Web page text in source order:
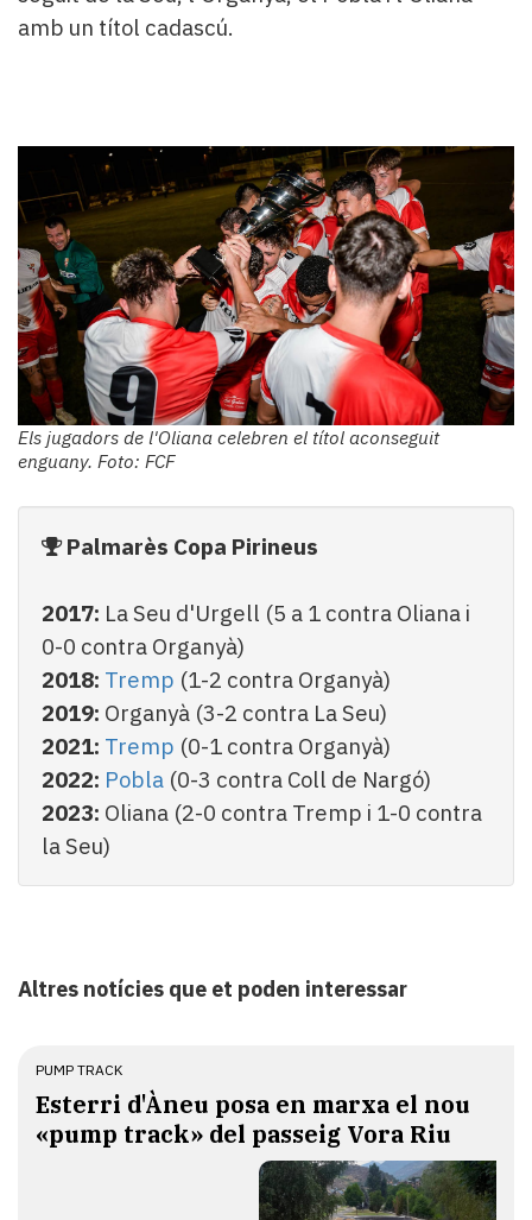
amb un títol cadascú.
Els jugadors de l'Oliana celebren el títol aconseguit
enguany. Foto: FCF
Palmarès Copa Pirineus
2017: La Seu d'Urgell (5 a 1 contra Oliana i
0-0 contra Organyà)
2018: Tremp (1-2 contra Organyà)
2019: Organyà (3-2 contra La Seu)
2021: Tremp (0-1 contra Organyà)
2022: Pobla (0-3 contra Coll de Nargó)
2023: Oliana (2-0 contra Tremp i 1-0 contra
la Seu)
Altres notícies que et poden interessar
PUMP TRACK
Esterri d'Àneu posa en marxa el nou
«pump track» del passeig Vora Riu